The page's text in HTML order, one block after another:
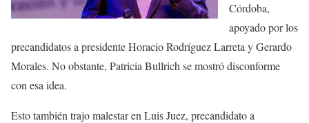
Córdoba,
apoyado por los
precandidatos a presidente Horacio Rodríguez Larreta y Gerardo
Morales. No obstante, Patricia Bullrich se mostró disconforme
con esa idea.
Esto también trajo malestar en Luis Juez, precandidato a